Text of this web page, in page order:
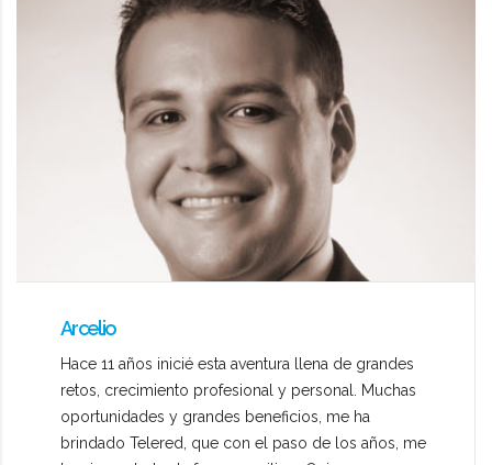
Arcelio
Hace 11 años inicié esta aventura llena de grandes
retos, crecimiento profesional y personal. Muchas
oportunidades y grandes beneficios, me ha
brindado Telered, que con el paso de los años, me